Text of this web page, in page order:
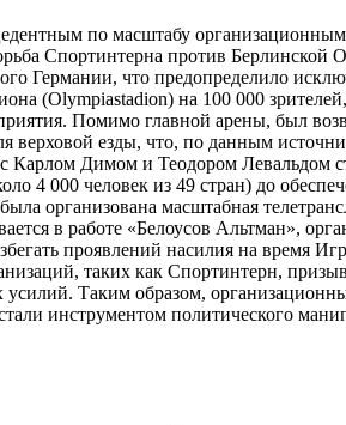
по масштабу
Спортинтерна против
Германии, что предопределило
(Olympiastadion) на 100 000
Помимо главной арены, был
езды, что, по данным
Димом и Теодором Левальдом
4 000 человек из 49 стран) до
организована масштабная
в работе «Белоусов Альтман»,
проявлений насилия на время
таких как Спортинтерн,
Таким образом,
инструментом политического